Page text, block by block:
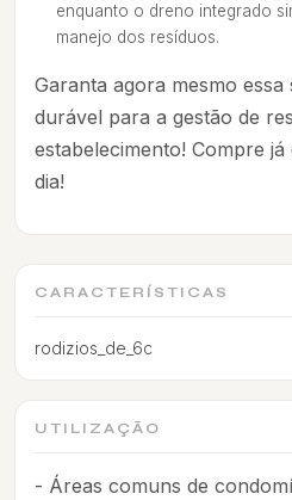
enquanto o dreno integrado
manejo dos resíduos.
Garanta agora mesmo
durável para a gestão de
estabelecimento! Compre
dia!
CARACTERÍSTICAS
rodizios_de_6c
UTILIZAÇÃO
- Áreas comuns de